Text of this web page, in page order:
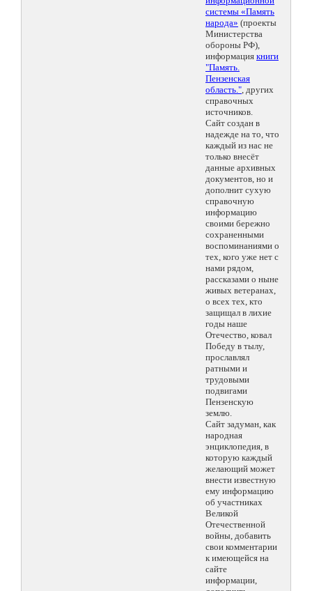
системы «Память
народа» (проекты
Министерства
обороны РФ),
информация книги
"Память.
Пензенская
область.", других
справочных
источников.
Сайт создан в
надежде на то, что
каждый из нас не
только внесёт
данные архивных
документов, но и
дополнит сухую
справочную
информацию
своими бережно
сохраненными
воспоминаниями о
тех, кого уже нет с
нами рядом,
рассказами о ныне
живых ветеранах,
о всех тех, кто
защищал в лихие
годы наше
Отечество, ковал
Победу в тылу,
прославлял
ратными и
трудовыми
подвигами
Пензенскую
землю.
Сайт задуман, как
народная
энциклопедия, в
которую каждый
желающий может
внести известную
ему информацию
об участниках
Великой
Отечественной
войны, добавить
свои комментарии
к имеющейся на
сайте
информации,